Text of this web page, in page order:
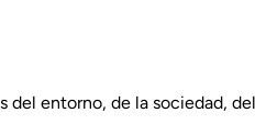
del entorno, de la sociedad,